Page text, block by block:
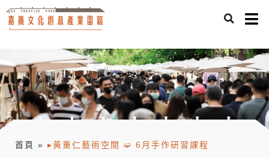
首頁 » ▸黃重仁藝術空間 ➫ 6月手作研習課程